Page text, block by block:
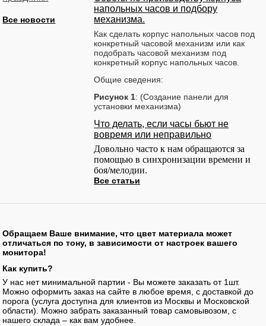
Все новости
напольных часов и подбору
механизма.
Как сделать корпус напольных часов под
конкретный часовой механизм или как
подобрать часовой механизм под
конкретный корпус напольных часов.
Общие сведения:
Рисунок 1: (Создание панели для
установки механизма)
Что делать, если часы бьют не
вовремя или неправильно
Довольно часто к нам обращаются за
помощью в синхронизации времени и
боя/мелодии.
Все статьи
Обращаем Ваше внимание, что цвет материала может
отличаться по тону, в зависимости от настроек вашего
монитора!
Как купить?
У нас нет минимальной партии - Вы можете заказать от 1шт.
Можно оформить заказ на сайте в любое время, с доставкой до
порога (услуга доступна для клиентов из Москвы и Московской
области). Можно забрать заказанный товар самовывозом, с
нашего склада – как вам удобнее.